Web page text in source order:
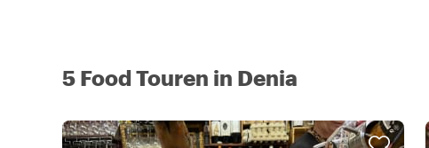
5 Food Touren in Denia